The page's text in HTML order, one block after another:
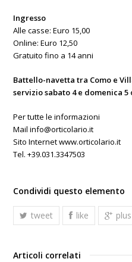
Ingresso
Alle casse: Euro 15,00
Online: Euro 12,50
Gratuito fino a 14 anni
Battello-navetta tra Como e
servizio sabato 4 e domenica 5
Per tutte le informazioni
Mailinfo@orticolario.it
Sito Internetwww.orticolario.it
Tel. +39.031.3347503
Condividi questo elemento
tweet like
Articoli correlati